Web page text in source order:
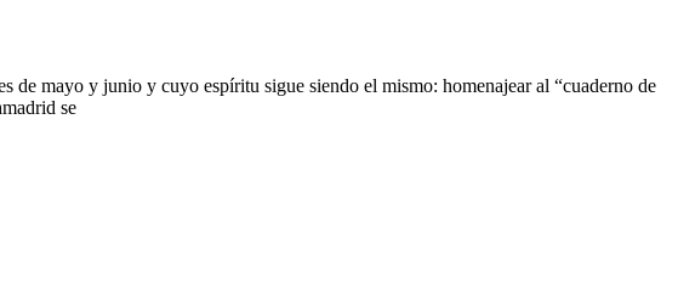
de mayo y junio y cuyo espíritu sigue siendo el mismo: homenajear al “cuaderno de
se